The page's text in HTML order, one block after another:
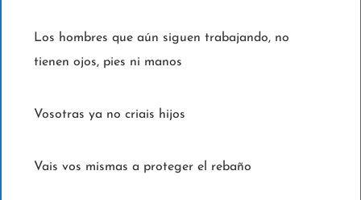
Los hombres que aún siguen trabajando, no
tienen ojos, pies ni manos
Vosotras ya no criais hijos
Vais vos mismas a proteger el rebaño